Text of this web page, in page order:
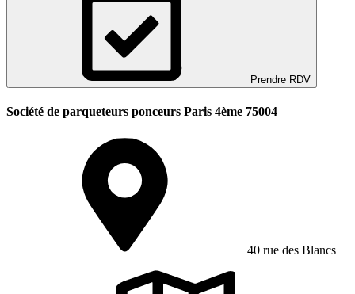
Prendre RDV
Société de parqueteurs ponceurs Paris 4ème 75004
40 rue des Blancs